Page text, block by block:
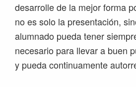
desarrolle de la mejor forma
no es solo la presentación,
alumnado pueda tener
necesario para llevar a buen
y pueda continuamente